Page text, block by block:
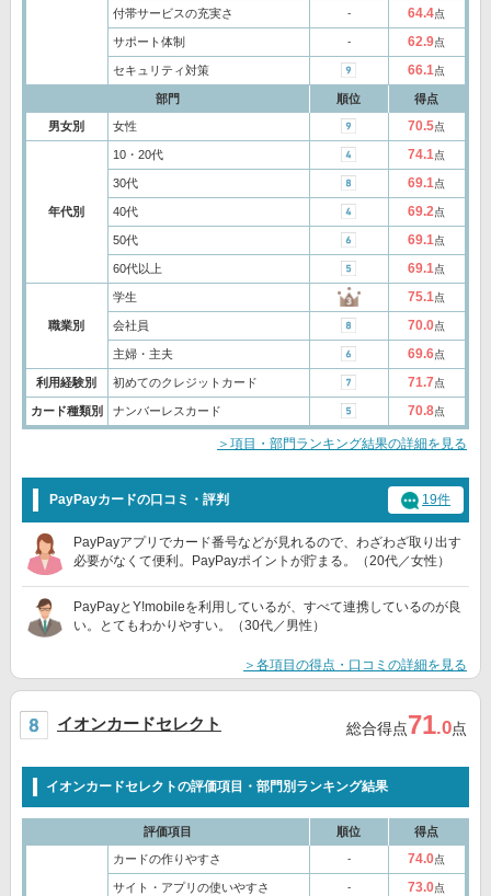
付帯サービスの充実さ ‐ 64.4点
サポート体制 ‐ 62.9点
セキュリティ対策 66.1点
部門 順位 得点
男女別 女性 70.5点
年代別
10・20代 74.1点
30代 69.1点
40代 69.2点
50代 69.1点
60代以上 69.1点
職業別
学生 75.1点
会社員 70.0点
主婦・主夫 69.6点
利用経験別 初めてのクレジットカード 71.7点
カード種類別 ナンバーレスカード 70.8点
＞項目・部門ランキング結果の詳細を見る
PayPayカードの口コミ・評判 19件
PayPayアプリでカード番号などが見れるので、わざわざ取り出す
必要がなくて便利。PayPayポイントが貯まる。（20代／女性）
PayPayとY!mobileを利用しているが、すべて連携しているのが良
い。とてもわかりやすい。（30代／男性）
＞各項目の得点・口コミの詳細を見る
イオンカードセレクト 総合得点71.0点
イオンカードセレクトの評価項目・部門別ランキング結果
評価項目 順位 得点
カードの作りやすさ ‐ 74.0点
サイト・アプリの使いやすさ ‐ 73.0点